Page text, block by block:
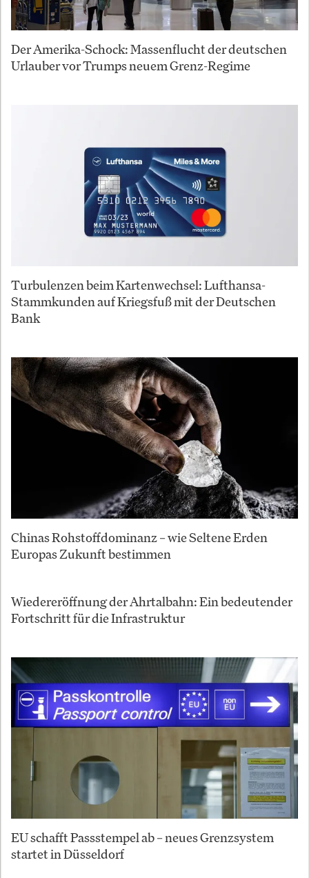
Der Amerika-Schock: Massenflucht der deutschen
Urlauber vor Trumps neuem Grenz-Regime
Turbulenzen beim Kartenwechsel: Lufthansa-
Stammkunden auf Kriegsfuß mit der Deutschen
Bank
Chinas Rohstoffdominanz – wie Seltene Erden
Europas Zukunft bestimmen
Wiedereröffnung der Ahrtalbahn: Ein bedeutender
Fortschritt für die Infrastruktur
EU schafft Passstempel ab – neues Grenzsystem
startet in Düsseldorf